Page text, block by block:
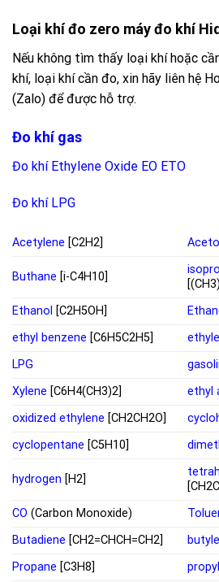
Loại khí đo zero máy đo khí
Nếu không tìm thấy loại khí hoặc
khí, loại khí cần đo, xin hãy liên hệ
(Zalo) để được hỗ trợ.
Đo khí gas
Đo khí Ethylene Oxide EO ETO
Đo khí LPG
Acetylene [C2H2]
Buthane [i-C4H10]
Ethanol [C2H5OH]
ethyl benzene [C6H5C2H5]
LPG
Xylene [C6H4(CH3)2] ethyl
oxidized ethylene [CH2CH2O]
cyclopentane [C5H10]
hydrogen [H2]
CO (Carbon Monoxide)
Butadiene [CH2=CHCH=CH2]
Propane [C3H8]